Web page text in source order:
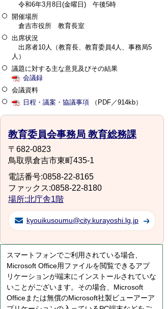
令和6年3月8日(金曜日) 午後5時
開催場所
倉吉市役所 教育長室
出席状況
出席者10人（教育長、教育委員4人、事務局5
人）
議題に対する主な意見及びその結果
会議録
会議資料
日程・議案・協議事項 （PDF／914kb）
教育委員会事務局 教育総務課
〒682-0823
鳥取県倉吉市東町435-1
電話番号:0858-22-8165
ファックス:0858-22-8180
場所:北庁舎1階
kyouikusoumu@city.kurayoshi.lg.jp
スマートフォンでご利用されている場合、
Microsoft Office用ファイルを閲覧できるアプ
リケーションが端末にインストールされていな
いことがございます。その場合、Microsoft
Officeまたは無償のMicrosoft社製ビューアーア